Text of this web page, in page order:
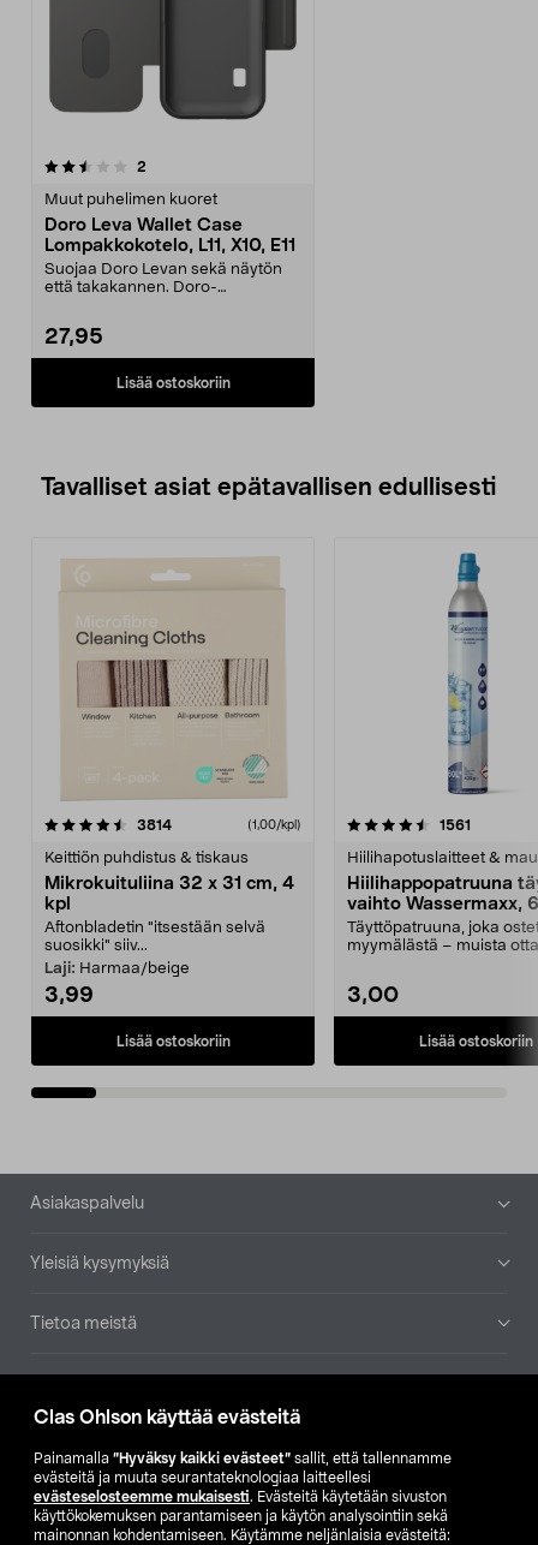
Clas Ohlson käyttää evästeitä
Painamalla ”Hyväksy kaikki evästeet” sallit, että tallennamme
evästeitä ja muuta seurantateknologiaa laitteellesi
evästeselosteemme mukaisesti. Evästeitä käytetään sivuston
käyttökokemuksen parantamiseen ja käytön analysointiin sekä
mainonnan kohdentamiseen. Käytämme neljänlaisia evästeitä:
2
Muut puhelimen kuoret
Doro Leva Wallet Case
Lompakkokotelo, L11, X10, E11
Suojaa Doro Levan sekä näytön
että takakannen. Doro-
27,95
Lisää ostoskoriin
Tavalliset asiat epätavallisen edullisesti
3814arvostelut (1,00/kpl)
Keittiön puhdistus & tiskaus
Mikrokuituliina 32 x 31 cm, 4
kpl
Aftonbladetin "itsestään selvä
suosikki" siiv...
Laji: Harmaa/beige
3,99
Lisää ostoskoriin
4.5viidestä
1561
Hiilihapotuslaitteet &
Hiilihappopatruuna
vaihto Wassermaxx,
Täyttöpatruuna, joka
myymälästä – muista
3,00
Lisää ostoskoriin
4.5viidestä
Alatunniste
Asiakaspalvelu
Yleisiä kysymyksiä
Tietoa meistä
Etsi myymälä